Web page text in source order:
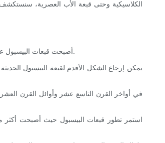
أصبحت قبعات البيسبول عنصرًا أساسيًا في الموضة والثقافة، حيث تعود أصولها إلى القرن التاسع عشر. إن فهم تاريخ قبعات البيسبول وتطورها يوفر نظرة ثاقبة لأهميتها وكيفية تطورها على مر السنين.
يمكن إرجاع الشكل الأقدم لقبعة البيسبول
في أواخر القرن التاسع عشر وأوائل القرن
استمر تطور قبعات البيسبول حيث أصبحت أكثر